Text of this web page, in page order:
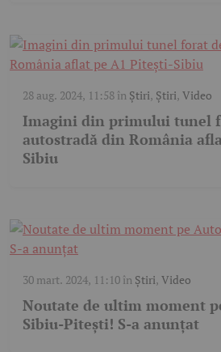
28 aug. 2024, 11:58 în Știri, Știri, Video
Imagini din primului tunel
autostradă din România
Sibiu
30 mart. 2024, 11:10 în Știri, Video
Noutate de ultim moment
Sibiu-Pitești! S-a anunțat